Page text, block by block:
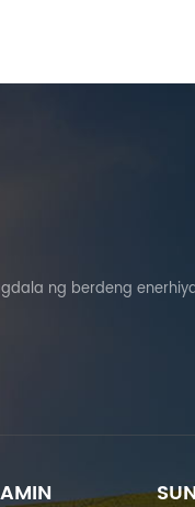
ng berdeng